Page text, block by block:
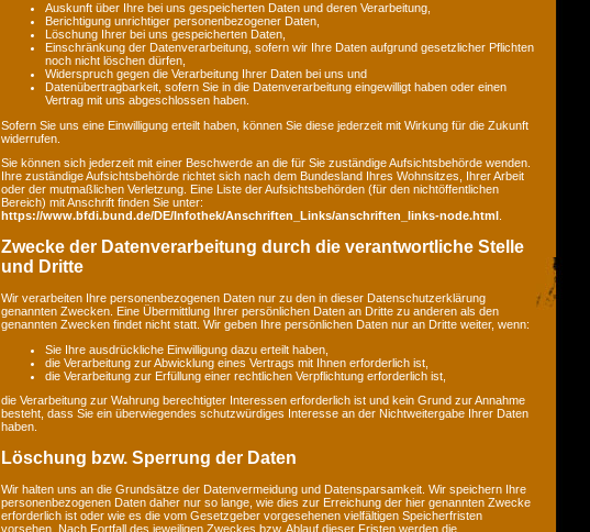
Auskunft über Ihre bei uns gespeicherten Daten und deren Verarbeitung,
Berichtigung unrichtiger personenbezogener Daten,
Löschung Ihrer bei uns gespeicherten Daten,
Einschränkung der Datenverarbeitung, sofern wir Ihre Daten aufgrund gesetzlicher Pflichten
noch nicht löschen dürfen,
Widerspruch gegen die Verarbeitung Ihrer Daten bei uns und
Datenübertragbarkeit, sofern Sie in die Datenverarbeitung eingewilligt haben oder einen
Vertrag mit uns abgeschlossen haben.
Sofern Sie uns eine Einwilligung erteilt haben, können Sie diese jederzeit mit Wirkung für die Zukunft
widerrufen.
Sie können sich jederzeit mit einer Beschwerde an die für Sie zuständige Aufsichtsbehörde wenden.
Ihre zuständige Aufsichtsbehörde richtet sich nach dem Bundesland Ihres Wohnsitzes, Ihrer Arbeit
oder der mutmaßlichen Verletzung. Eine Liste der Aufsichtsbehörden (für den nichtöffentlichen
Bereich) mit Anschrift finden Sie unter:
https://www.bfdi.bund.de/DE/Infothek/Anschriften_Links/anschriften_links-node.html .
Zwecke der Datenverarbeitung durch die verantwortliche Stelle
und Dritte
Wir verarbeiten Ihre personenbezogenen Daten nur zu den in dieser Datenschutzerklärung
genannten Zwecken. Eine Übermittlung Ihrer persönlichen Daten an Dritte zu anderen als den
genannten Zwecken findet nicht statt. Wir geben Ihre persönlichen Daten nur an Dritte weiter, wenn:
Sie Ihre ausdrückliche Einwilligung dazu erteilt haben,
die Verarbeitung zur Abwicklung eines Vertrags mit Ihnen erforderlich ist,
die Verarbeitung zur Erfüllung einer rechtlichen Verpflichtung erforderlich ist,
die Verarbeitung zur Wahrung berechtigter Interessen erforderlich ist und kein Grund zur Annahme
besteht, dass Sie ein überwiegendes schutzwürdiges Interesse an der Nichtweitergabe Ihrer Daten
haben.
Löschung bzw. Sperrung der Daten
Wir halten uns an die Grundsätze der Datenvermeidung und Datensparsamkeit. Wir speichern Ihre
personenbezogenen Daten daher nur so lange, wie dies zur Erreichung der hier genannten Zwecke
erforderlich ist oder wie es die vom Gesetzgeber vorgesehenen vielfältigen Speicherfristen
vorsehen. Nach Fortfall des jeweiligen Zweckes bzw. Ablauf dieser Fristen werden die